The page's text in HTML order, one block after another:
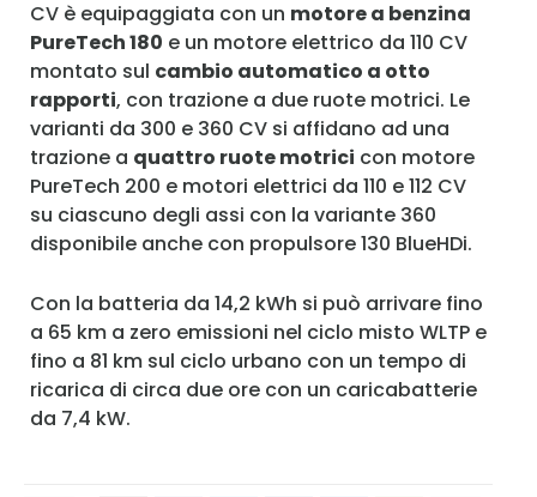
CV è equipaggiata con un motore a benzina
PureTech 180 e un motore elettrico da 110 CV
montato sul cambio automatico a otto
rapporti, con trazione a due ruote motrici. Le
varianti da 300 e 360 CV si affidano ad una
trazione a quattro ruote motrici con motore
PureTech 200 e motori elettrici da 110 e 112 CV
su ciascuno degli assi con la variante 360
disponibile anche con propulsore 130 BlueHDi.
Con la batteria da 14,2 kWh si può arrivare fino
a 65 km a zero emissioni nel ciclo misto WLTP e
fino a 81 km sul ciclo urbano con un tempo di
ricarica di circa due ore con un caricabatterie
da 7,4 kW.